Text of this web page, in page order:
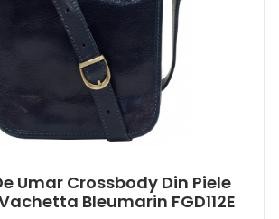
Umar Crossbody Din Piele
Bleumarin FGD112E